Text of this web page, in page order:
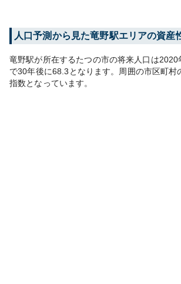
人口予測から見た竜野駅エリアの資産
竜野駅が所在するたつの市の将来人口は2020
で30年後に68.3 となります。 周囲の市区町村
指数となっています。